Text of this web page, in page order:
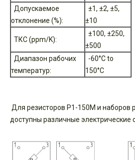
Допускаемое
отклонение (%):
±1, ±2, ±5,
±10
ТКС (ppm/K):
±100, ±250,
±500
Диапазон рабочих
температур:
-60°C to
150°C
Для резисторов Р1-150М и наборов
доступны различные электрические